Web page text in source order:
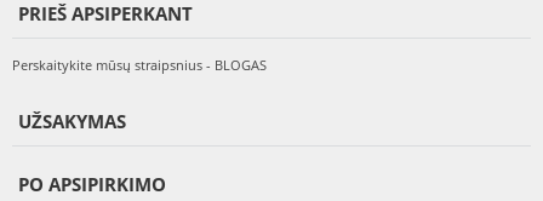
PRIEŠ APSIPERKANT
Perskaitykite mūsų straipsnius - BLOGAS
UŽSAKYMAS
PO APSIPIRKIMO